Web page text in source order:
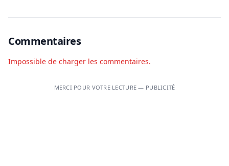
Commentaires
Impossible de charger les commentaires.
MERCI POUR VOTRE LECTURE — PUBLICITÉ